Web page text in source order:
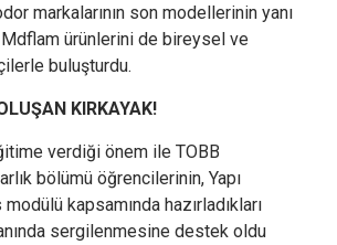
markalarının son modellerinin yanı
Mdflam ürünlerini de bireysel ve
buluşturdu.
KIRKAYAK!
verdiği önem ile TOBB
bölümü öğrencilerinin, Yapı
kapsamında hazırladıkları
sergilenmesine destek oldu